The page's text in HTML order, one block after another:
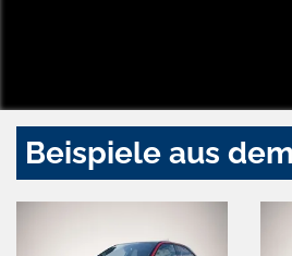
Beispiele aus